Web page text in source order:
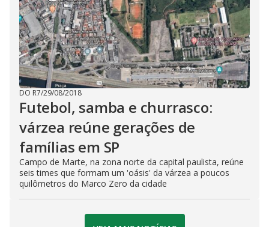
DO R7/29/08/2018
Futebol, samba e churrasco:
várzea reúne gerações de
famílias em SP
Campo de Marte, na zona norte da capital paulista, reúne
seis times que formam um 'oásis' da várzea a poucos
quilômetros do Marco Zero da cidade